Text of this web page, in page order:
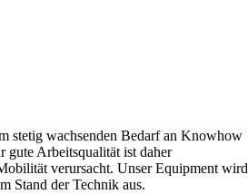
stetig wachsenden Bedarf an Knowhow
gute Arbeitsqualität ist daher
verursacht. Unser Equipment wird
Stand der Technik aus.